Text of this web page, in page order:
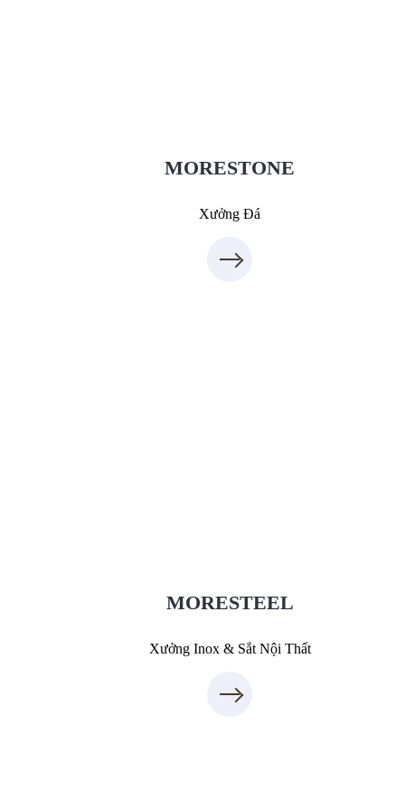
MORESTONE
Xưởng Đá
MORESTEEL
Xưởng Inox & Sắt Nội Thất